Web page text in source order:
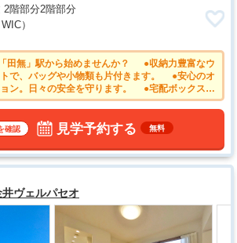
2階部分2階部分
WIC）
田無」駅から始めませんか？ ●収納力豊富なウ
で、バッグや小物類も片付きます。 ●安心のオ
ン。日々の安全を守ります。 ●宅配ボックス付
けます ●家族との会話も弾む対面式キッチン
確認 見学予約する 無料
ヴェルパセオ